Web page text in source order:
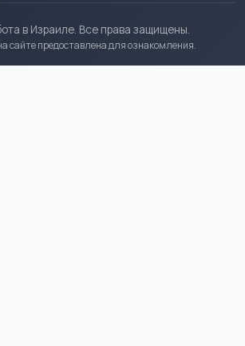
в Израиле. Все права защищены.
сайте предоставлена для ознакомления.